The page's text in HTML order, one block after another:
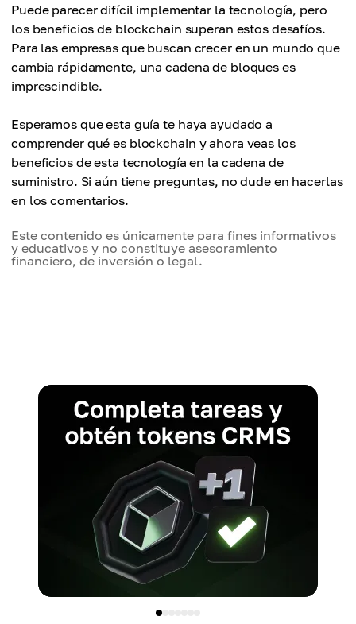
Puede parecer difícil implementar la tecnología, pero
los beneficios de blockchain superan estos desafíos.
Para las empresas que buscan crecer en un mundo que
cambia rápidamente, una cadena de bloques es
imprescindible.
Esperamos que esta guía te haya ayudado a
comprender qué es blockchain y ahora veas los
beneficios de esta tecnología en la cadena de
suministro. Si aún tiene preguntas, no dude en hacerlas
en los comentarios.
Este contenido es únicamente para fines informativos
y educativos y no constituye asesoramiento
financiero, de inversión o legal.